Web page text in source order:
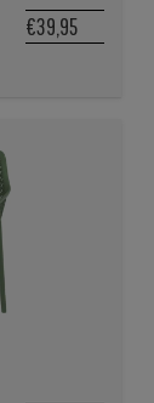
€39,95